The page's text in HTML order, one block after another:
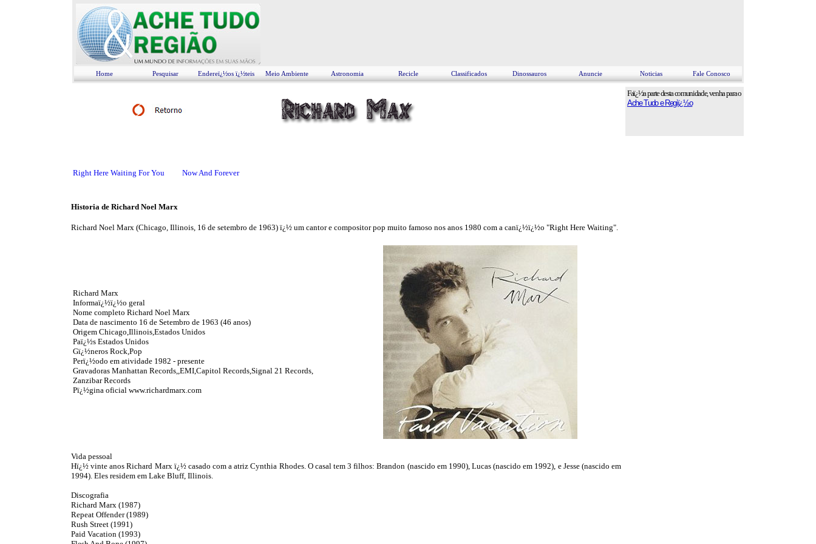
Home Pesquisar Endereï¿½os ï¿½teis Meio Ambiente Astronomia Recicle Classificados Dinossauros Anuncie Noticias Fale Conosco
Right Here Waiting For You Now And Forever
Historia de Richard Noel Marx
Richard Noel Marx (Chicago, Illinois, 16 de setembro de 1963) ï¿½ um cantor e compositor pop muito famoso nos anos 1980 com a canï¿½ï¿½o "Right Here Waiting".
Richard Marx
Informaï¿½ï¿½o geral
Nome completo Richard Noel Marx
Data de nascimento 16 de Setembro de 1963 (46 anos)
Origem Chicago,Illinois,Estados Unidos
Paï¿½s Estados Unidos
Gï¿½neros Rock,Pop
Perï¿½odo em atividade 1982 - presente
Gravadoras Manhattan Records,,EMI,Capitol Records,Signal 21 Records,
Zanzibar Records
Pï¿½gina oficial www.richardmarx.com
Vida pessoal
Hï¿½ vinte anos Richard Marx ï¿½ casado com a atriz Cynthia Rhodes. O casal tem 3 filhos: Brandon (nascido em 1990), Lucas (nascido em 1992), e Jesse (nascido em
1994). Eles residem em Lake Bluff, Illinois.
Discografia
Richard Marx (1987)
Repeat Offender (1989)
Rush Street (1991)
Paid Vacation (1993)
Faï¿½a parte desta comunidade, venha para o
Ache Tudo e Regiï¿½o